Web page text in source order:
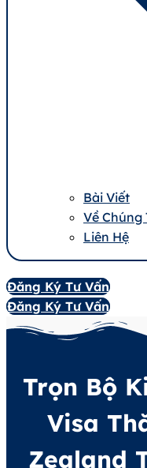
Bài Viết
Về Chúng
Liên Hệ
Đăng Ký Tư Vấn
Đăng Ký Tư Vấn
Trọn Bộ
Visa
Zealand